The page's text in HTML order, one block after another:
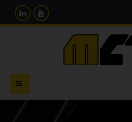
Navegación
Toggle